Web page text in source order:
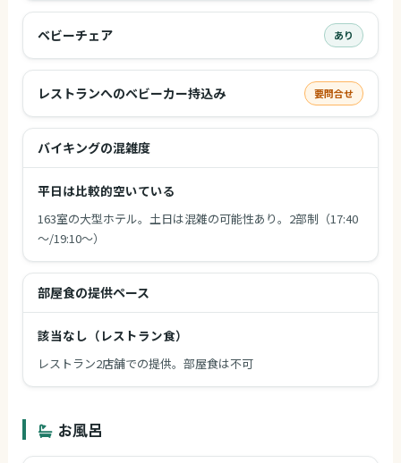
ベビーチェア あり
レストランへのベビーカー持込み 要問合せ
バイキングの混雑度
平日は比較的空いている
163室の大型ホテル。土日は混雑の可能性あり。2部制（17:40
～/19:10～）
部屋食の提供ペース
該当なし（レストラン食）
レストラン2店舗での提供。部屋食は不可
お風呂